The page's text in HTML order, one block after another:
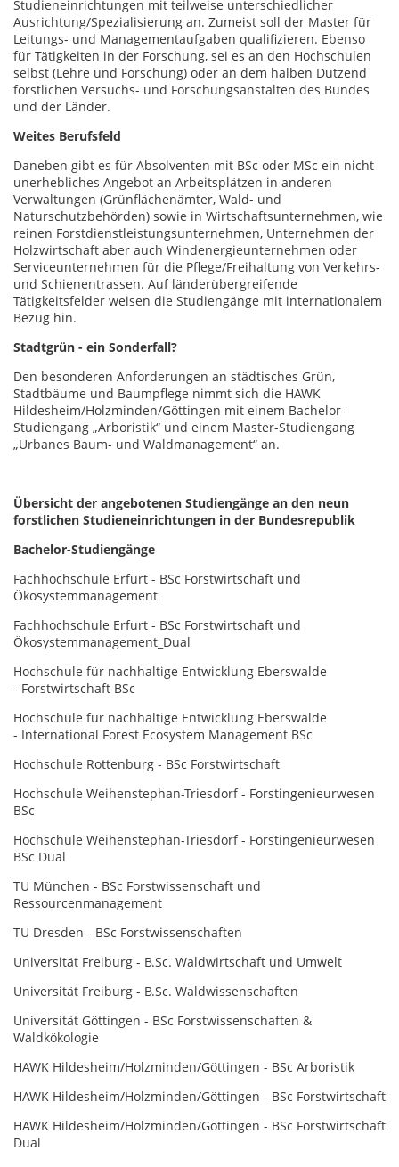
Studieneinrichtungen mit teilweise unterschiedlicher
Ausrichtung/Spezialisierung an. Zumeist soll der Master für
Leitungs- und Managementaufgaben qualifizieren. Ebenso
für Tätigkeiten in der Forschung, sei es an den Hochschulen
selbst (Lehre und Forschung) oder an dem halben Dutzend
forstlichen Versuchs- und Forschungsanstalten des Bundes
und der Länder.
Weites Berufsfeld
Daneben gibt es für Absolventen mit BSc oder MSc ein nicht
unerhebliches Angebot an Arbeitsplätzen in anderen
Verwaltungen (Grünflächenämter, Wald- und
Naturschutzbehörden) sowie in Wirtschaftsunternehmen, wie
reinen Forstdienstleistungsunternehmen, Unternehmen der
Holzwirtschaft aber auch Windenergieunternehmen oder
Serviceunternehmen für die Pflege/Freihaltung von Verkehrs-
und Schienentrassen. Auf länderübergreifende
Tätigkeitsfelder weisen die Studiengänge mit internationalem
Bezug hin.
Stadtgrün - ein Sonderfall?
Den besonderen Anforderungen an städtisches Grün,
Stadtbäume und Baumpflege nimmt sich die HAWK
Hildesheim/Holzminden/Göttingen mit einem Bachelor-
Studiengang „Arboristik“ und einem Master-Studiengang
„Urbanes Baum- und Waldmanagement“ an.
Übersicht der angebotenen Studiengänge an den neun
forstlichen Studieneinrichtungen in der Bundesrepublik
Bachelor-Studiengänge
Fachhochschule Erfurt - BSc Forstwirtschaft und
Ökosystemmanagement
Fachhochschule Erfurt - BSc Forstwirtschaft und
Ökosystemmanagement_Dual
Hochschule für nachhaltige Entwicklung Eberswalde
- Forstwirtschaft BSc
Hochschule für nachhaltige Entwicklung Eberswalde
- International Forest Ecosystem Management BSc
Hochschule Rottenburg - BSc Forstwirtschaft
Hochschule Weihenstephan-Triesdorf - Forstingenieurwesen
BSc
Hochschule Weihenstephan-Triesdorf - Forstingenieurwesen
BSc Dual
TU München - BSc Forstwissenschaft und
Ressourcenmanagement
TU Dresden - BSc Forstwissenschaften
Universität Freiburg - B.Sc. Waldwirtschaft und Umwelt
Universität Freiburg - B.Sc. Waldwissenschaften
Universität Göttingen - BSc Forstwissenschaften &
Waldkökologie
HAWK Hildesheim/Holzminden/Göttingen - BSc Arboristik
HAWK Hildesheim/Holzminden/Göttingen - BSc Forstwirtschaft
HAWK Hildesheim/Holzminden/Göttingen - BSc Forstwirtschaft
Dual